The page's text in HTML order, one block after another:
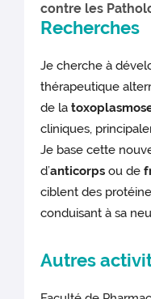
contre les
Recherches
Je cherche à
thérapeutique
de la
cliniques,
Je base cette
d’anticorps ou de
ciblent des
conduisant à sa
Autres